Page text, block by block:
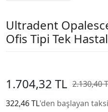
Ultradent
Ofis Tipi Tek
1.704,32 TL 2.130,40
322,46 TL'den başlayan